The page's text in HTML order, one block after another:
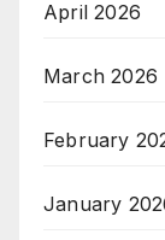
April 2026
March 2026
February
January